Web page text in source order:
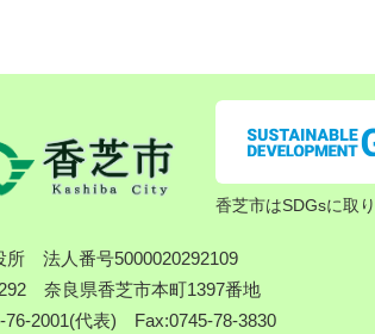
香芝市はSDGsに取
所
法人番号5000020292109
奈良県香芝市本町1397番地
76-2001(代表) Fax:0745-78-3830